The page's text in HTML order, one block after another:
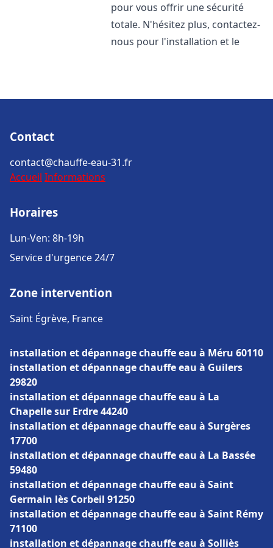
pour vous offrir une sécurité
totale. N'hésitez plus, contactez-
nous pour l'installation et le
Contact
contact@chauffe-eau-31.fr
Accueil Informations
Horaires
Lun-Ven: 8h-19h
Service d'urgence 24/7
Zone intervention
Saint Égrève, France
installation et dépannage chauffe eau à Méru 60110
installation et dépannage chauffe eau à Guilers
29820
installation et dépannage chauffe eau à La
Chapelle sur Erdre 44240
installation et dépannage chauffe eau à Surgères
17700
installation et dépannage chauffe eau à La Bassée
59480
installation et dépannage chauffe eau à Saint
Germain lès Corbeil 91250
installation et dépannage chauffe eau à Saint Rémy
71100
installation et dépannage chauffe eau à Solliès